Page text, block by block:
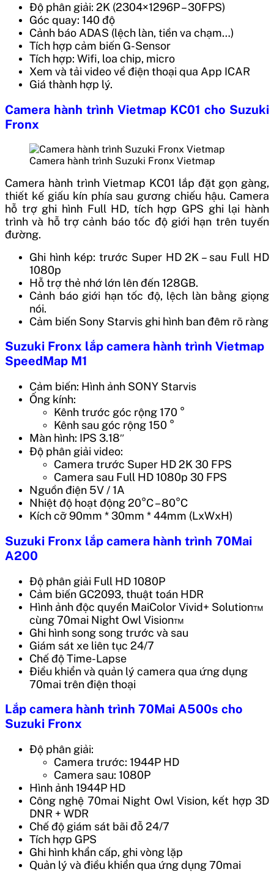
Độ phân giải: 2K (2304×1296P – 30FPS)
Góc quay: 140 độ
Cảnh báo ADAS (lệch làn, tiền va chạm…)
Tích hợp cảm biến G-Sensor
Tích hợp: Wifi, loa chip, micro
Xem và tải video về điện thoại qua App ICAR
Giá thành hợp lý.
Camera hành trình Vietmap KC01 cho Suzuki
Fronx
Camera hành trình Suzuki Fronx Vietmap
Camera hành trình Vietmap KC01 lắp đặt gọn gàng,
thiết kế giấu kín phía sau gương chiếu hậu. Camera
hỗ trợ ghi hình Full HD, tích hợp GPS ghi lại hành
trình và hỗ trợ cảnh báo tốc độ giới hạn trên tuyến
đường.
Ghi hình kép: trước Super HD 2K – sau Full HD
1080p
Hỗ trợ thẻ nhớ lớn lên đến 128GB.
Cảnh báo giới hạn tốc độ, lệch làn bằng giọng
nói.
Cảm biến Sony Starvis ghi hình ban đêm rõ ràng
Suzuki Fronx lắp camera hành trình Vietmap
SpeedMap M1
Cảm biến: Hình ảnh SONY Starvis
Ống kính:
Kênh trước góc rộng 170 °
Kênh sau góc rộng 150 °
Màn hình: IPS 3.18″
Độ phân giải video:
Camera trước Super HD 2K 30 FPS
Camera sau Full HD 1080p 30 FPS
Nguồn điện 5V / 1A
Nhiệt độ hoạt động 20°C – 80°C
Kích cỡ 90mm * 30mm * 44mm (LxWxH)
Suzuki Fronx lắp camera hành trình 70Mai
A200
Độ phân giải Full HD 1080P
Cảm biến GC2093, thuật toán HDR
Hình ảnh độc quyền MaiColor Vivid+ Solution™
cùng 70mai Night Owl Vision™
Ghi hình song song trước và sau
Giám sát xe liên tục 24/7
Chế độ Time-Lapse
Điều khiển và quản lý camera qua ứng dụng
70mai trên điện thoại
Lắp camera hành trình 70Mai A500s cho
Suzuki Fronx
Độ phân giải:
Camera trước: 1944P HD
Camera sau: 1080P
Hình ảnh 1944P HD
Công nghệ 70mai Night Owl Vision, kết hợp 3D
DNR + WDR
Chế độ giám sát bãi đỗ 24/7
Tích hợp GPS
Ghi hình khẩn cấp, ghi vòng lặp
Quản lý và điều khiển qua ứng dụng 70mai